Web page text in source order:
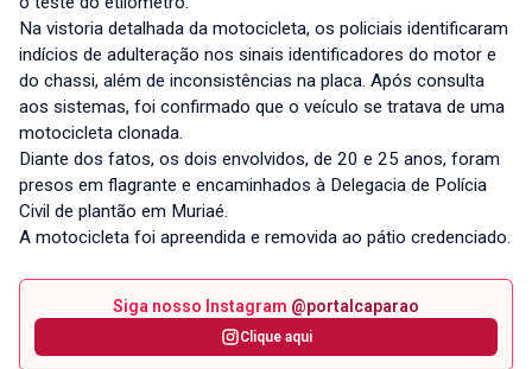
Na vistoria detalhada da motocicleta, os policiais identificaram
indícios de adulteração nos sinais identificadores do motor e
do chassi, além de inconsistências na placa. Após consulta
aos sistemas, foi confirmado que o veículo se tratava de uma
motocicleta clonada.
Diante dos fatos, os dois envolvidos, de 20 e 25 anos, foram
presos em flagrante e encaminhados à Delegacia de Polícia
Civil de plantão em Muriaé.
A motocicleta foi apreendida e removida ao pátio credenciado.
Siga nosso Instagram @portalcaparao
Clique aqui